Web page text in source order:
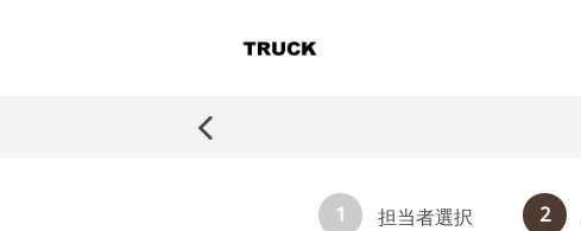
1 担当者選択 2